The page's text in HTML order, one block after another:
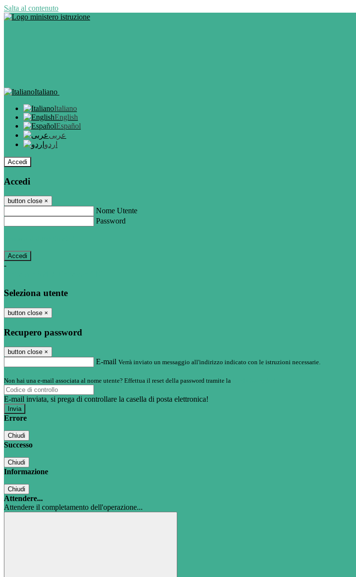
Salta al contenuto
Italiano
Italiano
English
Español
عربى
اردو
Accedi
Accedi
button close ×
Nome Utente
Password
-
Seleziona utente
button close ×
Recupero password
button close ×
E-mail Verrà inviato un messaggio all'indirizzo indicato con le istruzioni necessarie.
Non hai una e-mail associata al nome utente? Effettua il reset della password tramite la
E-mail inviata, si prega di controllare la casella di posta elettronica!
Errore
Chiudi
Successo
Chiudi
Informazione
Chiudi
Attendere...
Attendere il completamento dell'operazione...